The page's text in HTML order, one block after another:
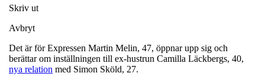
Skriv ut
Avbryt
Det är för Expressen Martin Melin, 47, öppnar upp sig och
berättar om inställningen till ex-hustrun Camilla Läckbergs, 40,
nya relation med Simon Sköld, 27.